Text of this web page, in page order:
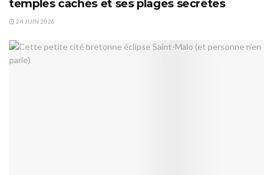
temples cachés et ses plages secrètes
24 JUIN 2026